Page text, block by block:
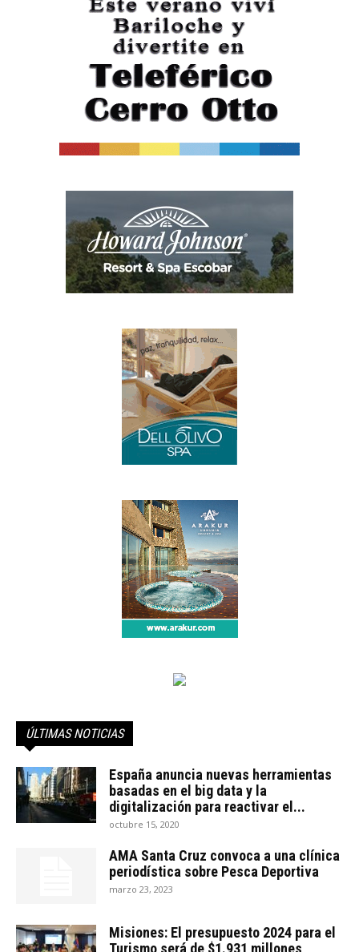
ÚLTIMAS NOTICIAS
España anuncia nuevas herramientas
basadas en el big data y la
digitalización para reactivar el...
octubre 15, 2020
AMA Santa Cruz convoca a una clínica
periodística sobre Pesca Deportiva
marzo 23, 2023
Misiones: El presupuesto 2024 para el